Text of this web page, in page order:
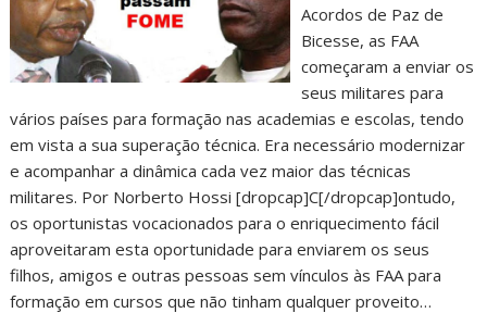
Acordos de Paz de
Bicesse, as FAA
começaram a enviar os
seus militares para
vários países para formação nas academias e escolas, tendo
em vista a sua superação técnica. Era necessário modernizar
e acompanhar a dinâmica cada vez maior das técnicas
militares. Por Norberto Hossi [dropcap]C[/dropcap]ontudo,
os oportunistas vocacionados para o enriquecimento fácil
aproveitaram esta oportunidade para enviarem os seus
filhos, amigos e outras pessoas sem vínculos às FAA para
formação em cursos que não tinham qualquer proveito…